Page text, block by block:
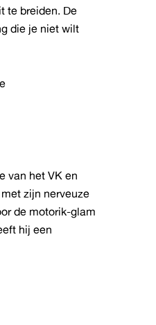
te breiden. De
die je niet wilt
van het VK en
zijn nerveuze
de motorik-glam
hij een